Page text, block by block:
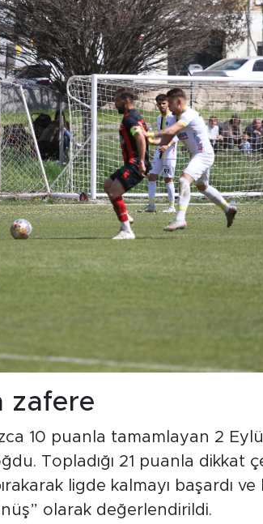
zafere
10 puanla tamamlayan 2
Topladığı 21 puanla dikkat
ligde kalmayı başardı
olarak değerlendirildi.